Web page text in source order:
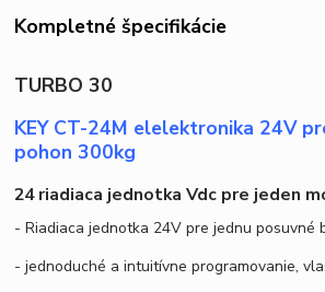
Kompletné špecifikácie
TURBO 30
KEY CT-24M elelektronika 24V
pohon 300kg
24 riadiaca jednotka Vdc pre jeden
- Riadiaca jednotka 24V pre jednu posuvné
- jednoduché a intuitívne programovanie,